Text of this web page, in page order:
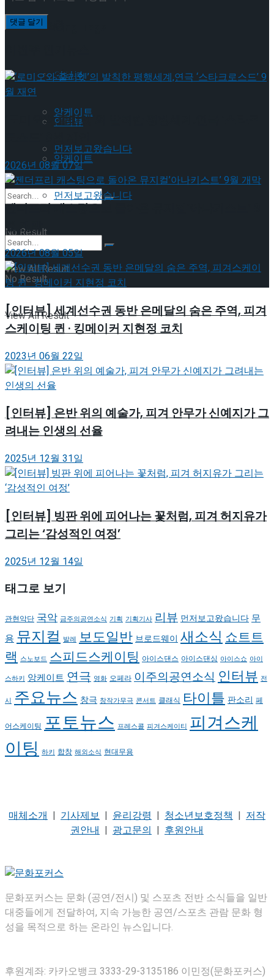
Trending Tags
인터뷰
앙케이트
먼저보고왔습니다
No Result
View All Result
이호원
Trending Tags
인터뷰
앙케이트
먼저보고왔습니다
No Result
View All Result
‘로미오와 줄리엣’의 발칙한 평행세계,연극 ‘스타크
2026년 08월 07일
젠더프리 캐스팅으로 돌아온 뮤지컬’아나키스트’ 9
월 개막
2026년 08월 05일
[인터뷰] 세계선수권 동반 은메달의 숨은 주역, 피겨
스케이팅 퀸 · 킹메이커 지현정 코치
2023년 06월 22일
[인터뷰] 은반 위의 예술가, 피겨 안무가 신예지가 그
려내는 인생의 선율
2025년 12월 31일
[인터뷰] 빙판 위에 피어나는 꽃처럼, 피겨 허지유가
그리는 ‘감성적인 여정’
2025년 12월 14일
태그로 보기
관현악단 국악 금주의공연소식 기획 기획기사 리뷰 먼저보고왔습니다 무
용 뮤지컬 발레 보도일반 브로드웨이 새소식쇼트트
랙 스노보드 스피드스케이팅 아이스댄스 아이스댄싱 아이스쇼 아이
스하키 앙케이트 연극 영화 오페라 이주의공연소식 인터뷰 전
시 주요뉴스 창극 창작가무극 콘서트 클래식 타이틀 판소리 페
어스케이팅 포토뉴스 프레스콜 피겨스케이티 피겨스케
이팅 하키 합창 해외소식 현대무용
매체소개 | 기사제보 | 윤리강령 | 청소년보호정책 | 저작
권안내 | 광고문의 | 후원안내
문화포커스는 문화 (공연/전시) 및 스포츠 전반 소식들을 일반
대중들에게 전달하여, 지속 가능한 공연/스포츠 관람 문화 형
성을 목적으로 하는 온라인 뉴스입니다.
후원계좌: 카카오뱅크 3333-29-3135186 이민정(문화포커스)